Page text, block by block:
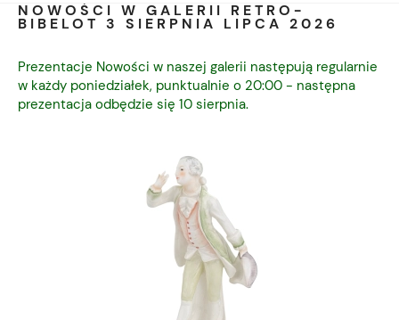
NOWOŚCI W GALERII RETRO-
BIBELOT 3 SIERPNIA LIPCA 2026
Prezentacje Nowości w naszej galerii następują regularnie
w każdy poniedziałek, punktualnie o 20:00 - następna
prezentacja odbędzie się 10 sierpnia.